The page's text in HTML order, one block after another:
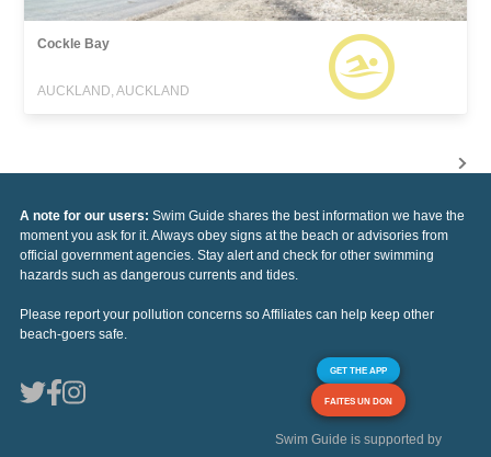
Cockle Bay
AUCKLAND, AUCKLAND
A note for our users: Swim Guide shares the best information we have the
moment you ask for it. Always obey signs at the beach or advisories from
official government agencies. Stay alert and check for other swimming
hazards such as dangerous currents and tides.
Please report your pollution concerns so Affiliates can help keep other
beach-goers safe.
GET THE APP
FAITES UN DON
Swim Guide is supported by